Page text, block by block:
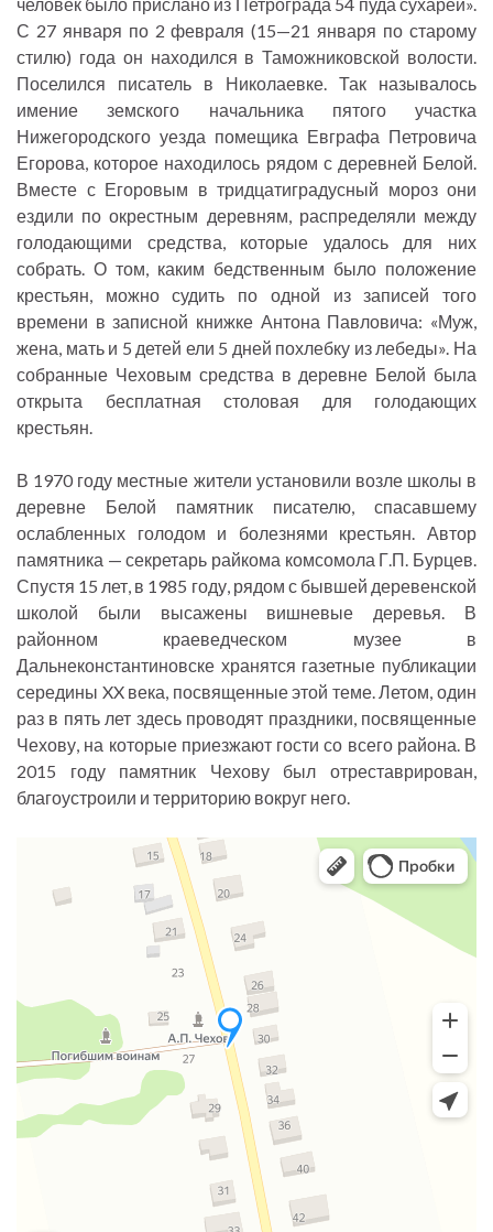
С 27 января по 2 февраля (15—21 января по старому
стилю) года он находился в Таможниковской волости.
Поселился писатель в Николаевке. Так называлось
имение земского начальника пятого участка
Нижегородского уезда помещика Евграфа Петровича
Егорова, которое находилось рядом с деревней Белой.
Вместе с Егоровым в тридцатиградусный мороз они
ездили по окрестным деревням, распределяли между
голодающими средства, которые удалось для них
собрать. О том, каким бедственным было положение
крестьян, можно судить по одной из записей того
времени в записной книжке Антона Павловича: «Муж,
жена, мать и 5 детей ели 5 дней похлебку из лебеды». На
собранные Чеховым средства в деревне Белой была
открыта бесплатная столовая для голодающих
крестьян.
В 1970 году местные жители установили возле школы в
деревне Белой памятник писателю, спасавшему
ослабленных голодом и болезнями крестьян. Автор
памятника — секретарь райкома комсомола Г.П. Бурцев.
Спустя 15 лет, в 1985 году, рядом с бывшей деревенской
школой были высажены вишневые деревья. В
районном краеведческом музее в
Дальнеконстантиновске хранятся газетные публикации
середины XX века, посвященные этой теме. Летом, один
раз в пять лет здесь проводят праздники, посвященные
Чехову, на которые приезжают гости со всего района. В
2015 году памятник Чехову был отреставрирован,
благоустроили и территорию вокруг него.